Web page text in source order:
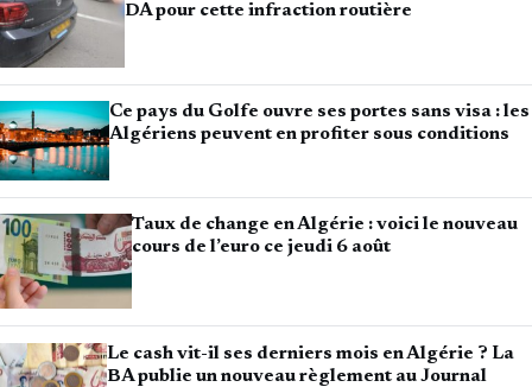
DA pour cette infraction routière
Ce pays du Golfe ouvre ses portes sans visa : les
Algériens peuvent en profiter sous conditions
Taux de change en Algérie : voici le nouveau
cours de l’euro ce jeudi 6 août
Le cash vit-il ses derniers mois en Algérie ? La
BA publie un nouveau règlement au Journal